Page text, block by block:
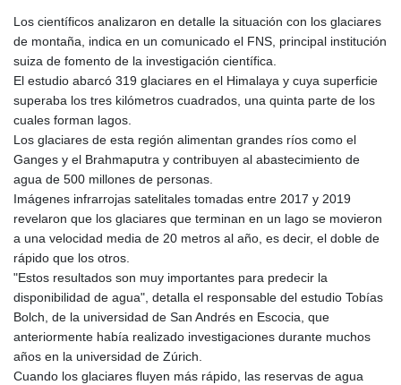
Los científicos analizaron en detalle la situación con los glaciares
de montaña, indica en un comunicado el FNS, principal institución
suiza de fomento de la investigación científica.
El estudio abarcó 319 glaciares en el Himalaya y cuya superficie
superaba los tres kilómetros cuadrados, una quinta parte de los
cuales forman lagos.
Los glaciares de esta región alimentan grandes ríos como el
Ganges y el Brahmaputra y contribuyen al abastecimiento de
agua de 500 millones de personas.
Imágenes infrarrojas satelitales tomadas entre 2017 y 2019
revelaron que los glaciares que terminan en un lago se movieron
a una velocidad media de 20 metros al año, es decir, el doble de
rápido que los otros.
"Estos resultados son muy importantes para predecir la
disponibilidad de agua", detalla el responsable del estudio Tobías
Bolch, de la universidad de San Andrés en Escocia, que
anteriormente había realizado investigaciones durante muchos
años en la universidad de Zúrich.
Cuando los glaciares fluyen más rápido, las reservas de agua